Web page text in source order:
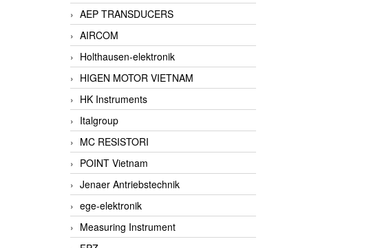
AEP TRANSDUCERS
AIRCOM
Holthausen-elektronik
HIGEN MOTOR VIETNAM
HK Instruments
Italgroup
MC RESISTORI
POINT Vietnam
Jenaer Antriebstechnik
ege-elektronik
Measuring Instrument